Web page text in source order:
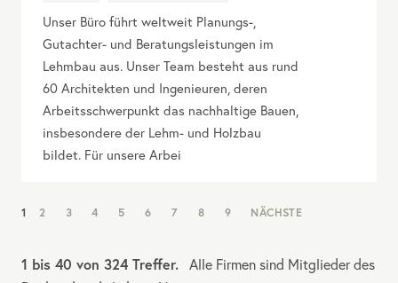
Unser Büro führt weltweit Planungs-,
Gutachter- und Beratungsleistungen im
Lehmbau aus. Unser Team besteht aus rund
60 Architekten und Ingenieuren, deren
Arbeitsschwerpunkt das nachhaltige Bauen,
insbesondere der Lehm- und Holzbau
bildet. Für unsere Arbei
NAV:
1 2 3 4 5 6 7 8 9 NÄCHSTE
1 bis 40 von 324 Treffer. Alle Firmen sind Mitglieder des